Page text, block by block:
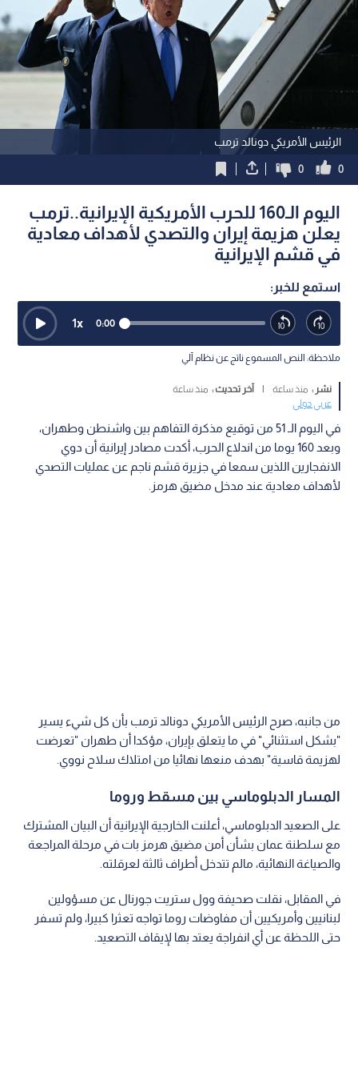
الرئيس الأمريكي دونالد ترمب
0
0
اليوم الـ160 للحرب الأمريكية الإيرانية..ترمب
يعلن هزيمة إيران والتصدي لأهداف معادية
في قشم الإيرانية
استمع للخبر:
0:00
1x
ملاحظة: النص المسموع ناتج عن نظام آلي
نشر : منذ ساعة | آخر تحديث : منذ ساعة
عربي دولي
في اليوم الـ 51 من توقيع مذكرة التفاهم بين واشنطن وطهران،
وبعد 160 يوما من اندلاع الحرب، أكدت مصادر إيرانية أن دوي
الانفجارين اللذين سمعا في جزيرة قشم ناجم عن عمليات التصدي
لأهداف معادية عند مدخل مضيق هرمز.
من جانبه، صرح الرئيس الأمريكي دونالد ترمب بأن كل شيء يسير
"بشكل استثنائي" في ما يتعلق بإيران، مؤكدا أن طهران "تعرضت
لهزيمة قاسية" بهدف منعها نهائيا من امتلاك سلاح نووي.
المسار الدبلوماسي بين مسقط وروما
على الصعيد الدبلوماسي، أعلنت الخارجية الإيرانية أن البيان المشترك
مع سلطنة عمان بشأن أمن مضيق هرمز بات في مرحلة المراجعة
والصياغة النهائية، مالم تتدخل أطراف ثالثة لعرقلته.
في المقابل، نقلت صحيفة وول ستريت جورنال عن مسؤولين
لبنانيين وأمريكيين أن مفاوضات روما تواجه تعثرا كبيرا، ولم تسفر
حتى اللحظة عن أي انفراجة يعتد بها لإيقاف التصعيد.